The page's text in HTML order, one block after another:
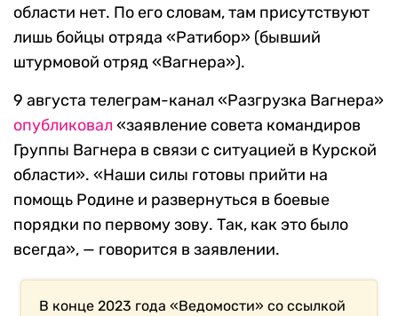
области нет. По его словам, там присутствуют
лишь бойцы отряда «Ратибор» (бывший
штурмовой отряд «Вагнера»).
9 августа телеграм-канал «Разгрузка Вагнера»
опубликовал «заявление совета командиров
Группы Вагнера в связи с ситуацией в Курской
области». «Наши силы готовы прийти на
помощь Родине и развернуться в боевые
порядки по первому зову. Так, как это было
всегда», — говорится в заявлении.
В конце 2023 года «Ведомости» со ссылкой